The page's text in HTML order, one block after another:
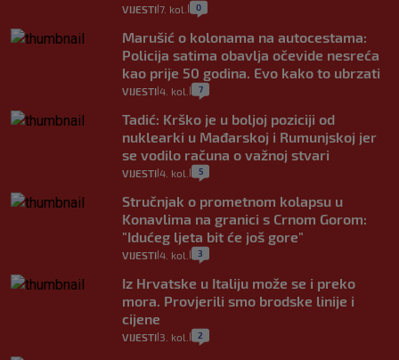
VIJESTI 7. kol. 0
Marušić o kolonama na autocestama:
Policija satima obavlja očevide nesreća
kao prije 50 godina. Evo kako to ubrzati
VIJESTI 4. kol. 7
Tadić: Krško je u boljoj poziciji od
nuklearki u Mađarskoj i Rumunjskoj jer
se vodilo računa o važnoj stvari
VIJESTI 4. kol. 5
Stručnjak o prometnom kolapsu u
Konavlima na granici s Crnom Gorom:
"Idućeg ljeta bit će još gore"
VIJESTI 4. kol. 3
Iz Hrvatske u Italiju može se i preko
mora. Provjerili smo brodske linije i
cijene
VIJESTI 3. kol. 2